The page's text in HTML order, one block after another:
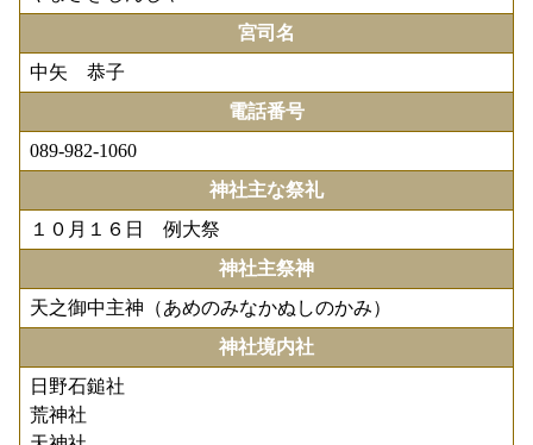
宮司名
中矢 恭子
電話番号
089-982-1060
神社主な祭礼
１０月１６日 例大祭
神社主祭神
天之御中主神（あめのみなかぬしのかみ）
神社境内社
日野石鎚社
荒神社